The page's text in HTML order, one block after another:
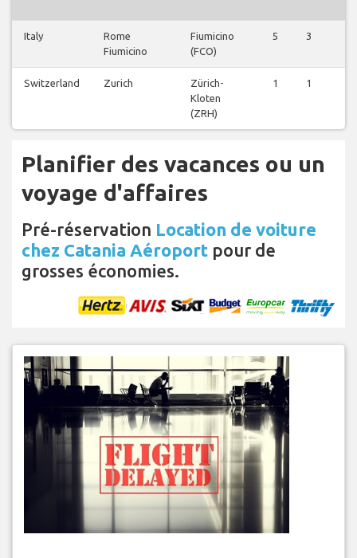
Italy
Rome
Fiumicino
Fiumicino
(FCO)
5 3
Switzerland Zurich
Zürich-
Kloten
(ZRH)
1 1
Planifier des vacances ou un
voyage d'affaires
Pré-réservation Location de voiture
chez Catania Aéroport pour de
grosses économies.